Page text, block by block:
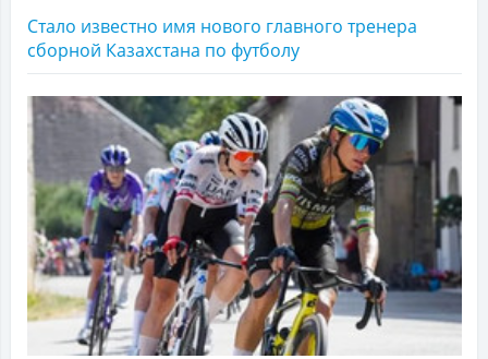
Стало известно имя нового главного тренера
сборной Казахстана по футболу